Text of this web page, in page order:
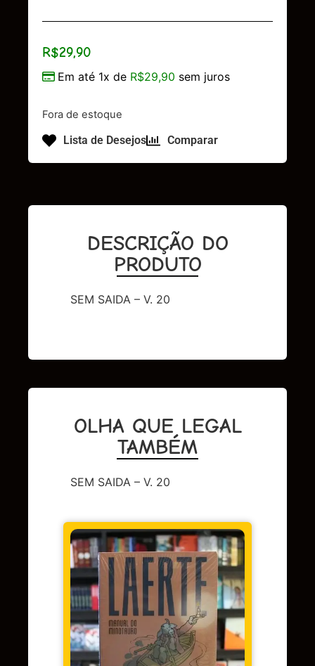
R$29,90
Em até 1x de R$29,90 sem juros
Fora de estoque
Lista de Desejos Comparar
DESCRIÇÃO DO
PRODUTO
SEM SAIDA – V. 20
OLHA QUE LEGAL
TAMBÉM
SEM SAIDA – V. 20